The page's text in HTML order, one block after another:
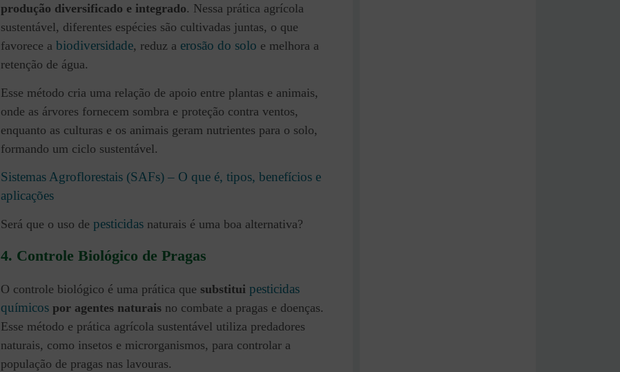
produção diversificado e integrado. Nessa prática agrícola
sustentável, diferentes espécies são cultivadas juntas, o que
favorece a biodiversidade, reduz a erosão do solo e melhora a
retenção de água.
Esse método cria uma relação de apoio entre plantas e animais,
onde as árvores fornecem sombra e proteção contra ventos,
enquanto as culturas e os animais geram nutrientes para o solo,
formando um ciclo sustentável.
Sistemas Agroflorestais (SAFs) – O que é, tipos, benefícios e
aplicações
Será que o uso de pesticidas naturais é uma boa alternativa?
4. Controle Biológico de Pragas
O controle biológico é uma prática que substitui pesticidas
químicos por agentes naturais no combate a pragas e doenças.
Esse método e prática agrícola sustentável utiliza predadores
naturais, como insetos e microrganismos, para controlar a
população de pragas nas lavouras.